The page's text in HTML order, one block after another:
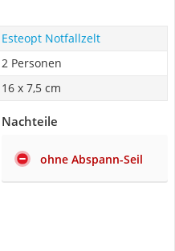
Esteopt Notfallzelt
2 Personen
16 x 7,5 cm
Nachteile
ohne Abspann-Seil